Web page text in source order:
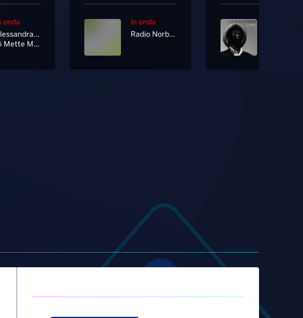
onda
Alessandra Amoroso
Si Mette Male
In onda
Radio Norba Joy